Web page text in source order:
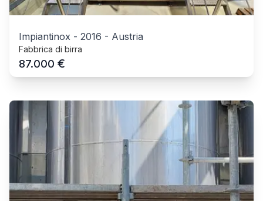
Impiantinox - 2016 - Austria
Fabbrica di birra
87.000 €